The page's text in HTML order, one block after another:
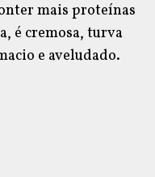
mais proteínas
é cremosa, turva
e aveludado.